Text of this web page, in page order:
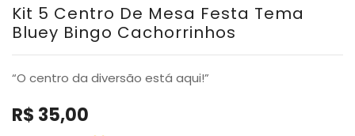
Kit 5 Centro De Mesa Festa Tema
Bluey Bingo Cachorrinhos
“O centro da diversão está aqui!”
R$ 35,00